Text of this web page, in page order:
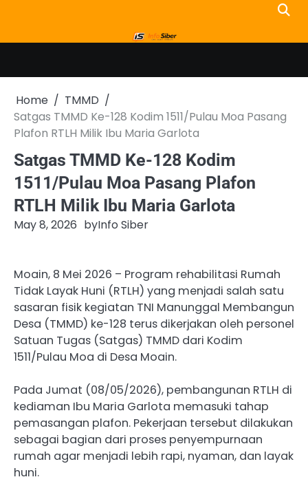
content
Home
TMMD
Satgas TMMD Ke-128 Kodim 1511/Pulau Moa Pasang
Plafon RTLH Milik Ibu Maria Garlota
Satgas TMMD Ke-128 Kodim
1511/Pulau Moa Pasang Plafon
RTLH Milik Ibu Maria Garlota
May 8, 2026 byInfo Siber
Moain, 8 Mei 2026 – Program rehabilitasi Rumah
Tidak Layak Huni (RTLH) yang menjadi salah satu
sasaran fisik kegiatan TNI Manunggal Membangun
Desa (TMMD) ke-128 terus dikerjakan oleh personel
Satuan Tugas (Satgas) TMMD dari Kodim
1511/Pulau Moa di Desa Moain.
Pada Jumat (08/05/2026), pembangunan RTLH di
kediaman Ibu Maria Garlota memasuki tahap
pemasangan plafon. Pekerjaan tersebut dilakukan
sebagai bagian dari proses penyempurnaan
rumah agar menjadi lebih rapi, nyaman, dan layak
huni.